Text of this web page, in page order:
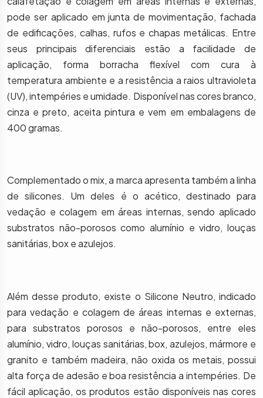
pode ser aplicado em junta de movimentação, fachada
de edificações, calhas, rufos e chapas metálicas. Entre
seus principais diferenciais estão a facilidade de
aplicação, forma borracha flexível com cura à
temperatura ambiente e a resistência a raios ultravioleta
(UV), intempéries e umidade. Disponível nas cores branco,
cinza e preto, aceita pintura e vem em embalagens de
400 gramas.
Complementado o mix, a marca apresenta também a linha
de silicones. Um deles é o acético, destinado para
vedação e colagem em áreas internas, sendo aplicado
substratos não-porosos como alumínio e vidro, louças
sanitárias, box e azulejos.
Além desse produto, existe o Silicone Neutro, indicado
para vedação e colagem de áreas internas e externas,
para substratos porosos e não-porosos, entre eles
alumínio, vidro, louças sanitárias, box, azulejos, mármore e
granito e também madeira, não oxida os metais, possui
alta força de adesão e boa resistência a intempéries. De
fácil aplicação, os produtos estão disponíveis nas cores